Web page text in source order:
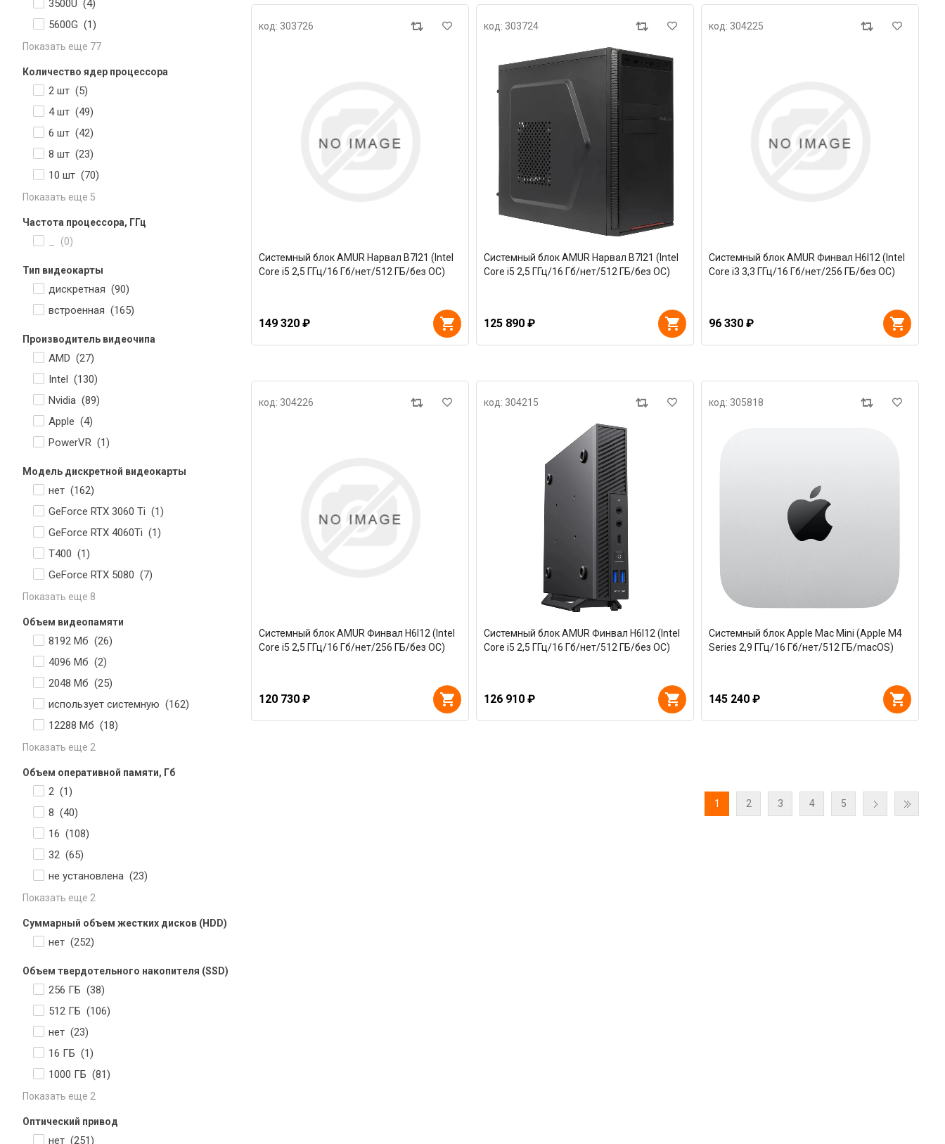
3500U (4)
5600G (1)
Показать еще 77
Количество ядер процессора
2 шт (5)
4 шт (49)
6 шт (42)
8 шт (23)
10 шт (70)
Показать еще 5
Частота процессора, ГГц
_ (0)
Тип видеокарты
дискретная (90)
встроенная (165)
Производитель видеочипа
AMD (27)
Intel (130)
Nvidia (89)
Apple (4)
PowerVR (1)
Модель дискретной видеокарты
нет (162)
GeForce RTX 3060 Ti (1)
GeForce RTX 4060Ti (1)
T400 (1)
GeForce RTX 5080 (7)
Показать еще 8
Объем видеопамяти
8192 Мб (26)
4096 Мб (2)
2048 Мб (25)
использует системную (162)
12288 Мб (18)
Показать еще 2
Объем оперативной памяти, Гб
2 (1)
8 (40)
16 (108)
32 (65)
не установлена (23)
Показать еще 2
Суммарный объем жестких дисков (HDD)
нет (252)
Объем твердотельного накопителя (SSD)
256 ГБ (38)
512 ГБ (106)
нет (23)
16 ГБ (1)
1000 ГБ (81)
Показать еще 2
Оптический привод
нет (251)
код: 303726
Системный блок AMUR Нарвал B7I21 (Intel
Core i5 2,5 ГГц/16 Гб/нет/512 ГБ/без ОС)
149 320 ₽
код: 303724
Системный блок AMUR Нарвал B7I21 (Intel
Core i5 2,5 ГГц/16 Гб/нет/512 ГБ/без ОС)
125 890 ₽
код: 304225
Системный блок AMUR Финвал H6I12 (Intel
Core i3 3,3 ГГц/16 Гб/нет/256 ГБ/без ОС)
96 330 ₽
код: 304226
Системный блок AMUR Финвал H6I12 (Intel
Core i5 2,5 ГГц/16 Гб/нет/256 ГБ/без ОС)
120 730 ₽
код: 304215
Системный блок AMUR Финвал H6I12 (Intel
Core i5 2,5 ГГц/16 Гб/нет/512 ГБ/без ОС)
126 910 ₽
код: 305818
Системный блок Apple Mac Mini (Apple M4
Series 2,9 ГГц/16 Гб/нет/512 ГБ/macOS)
145 240 ₽
1 2 3 4 5